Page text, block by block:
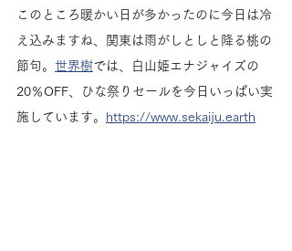
このところ暖かい日が多かったのに今日は冷
え込みますね、関東は雨がしとしと降る桃の
節句。 世界樹では、白山姫エナジャイズの
20％OFF、ひな祭りセールを今日いっぱい実
施しています。 https://www.sekaiju.earth